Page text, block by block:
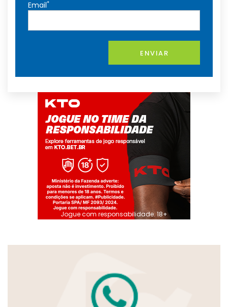
Email*
ENVIAR
Jogue com responsabilidade. 18+